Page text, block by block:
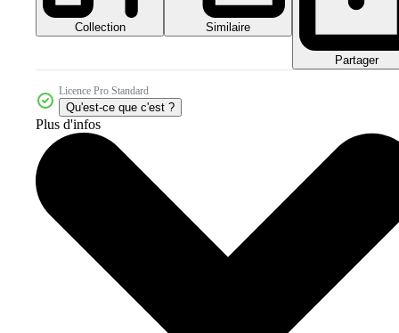
Collection Similaire
Partager
Licence Pro Standard
Qu'est-ce que c'est ?
Plus d'infos